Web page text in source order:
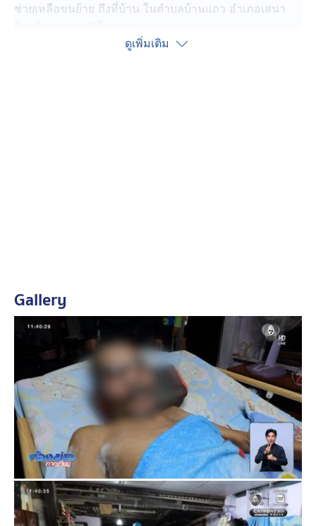
ช่วยเหลือขนย้าย ถึงที่บ้าน ในตำบลบ้านแถว อำเภอเสนา
ท่วมสูงกว่า 2 เมตร ท่วมถึงระดับแนวกำแพงวัด พระพุทธรูป
ในพระอุโบสถถูกน้ำท่วม เลยฐานพระขึ้นมาเรื่อย ๆ ไม่มีใคร
ช่วยขนย้ายพระพุทธรูป
พระครูพิบูลรัตนากร อายุ 59 ปี เจ้าคณะตำบลหัวเวียง เจ้า
อาวาสวัดบันไดช้าง เล่าว่า พระก็ลำบาก ชาวบ้านก็ลำบาก
เมรุก็ใช้ไม่ได้ ยังที่ไม่รู้ว่าน้ำจะลดเมื่อไหร่
สลดใจ ยายจมน้ำเสียชีวิตในบ้านน้ำท่วม จ.นนทบุรี
บ้าน และชุมชนที่อยู่ริมแม่น้ำเจ้าพระยา ที่ถูกน้ำท่วม แล้ว มี
ผู้สูงอายุอยู่ด้วย เวลานี้ มีความเสี่ยงอันตราย ลูกหลานต้อง
ระมัดระวังและดูแลใกล้ชิด ถ้าเป็นไปได้ย้ายผู้ป่วย ผู้สูงอายุ
ออกจากบ้านน้ำท่วมไปอาศัยบ้านญาติ หรือหาที่พักอยู่ก่อน
ดูเพิ่มเติม
Gallery